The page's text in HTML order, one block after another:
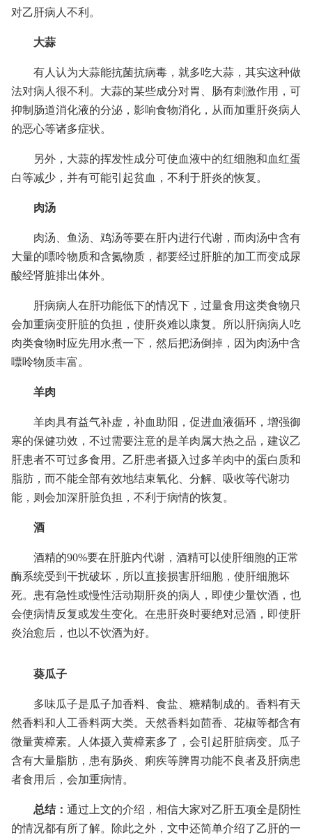
对乙肝病人不利。
大蒜
有人认为大蒜能抗菌抗病毒，就多吃大蒜，其实这种做
法对病人很不利。大蒜的某些成分对胃、肠有刺激作用，可
抑制肠道消化液的分泌，影响食物消化，从而加重肝炎病人
的恶心等诸多症状。
另外，大蒜的挥发性成分可使血液中的红细胞和血红蛋
白等减少，并有可能引起贫血，不利于肝炎的恢复。
肉汤
肉汤、鱼汤、鸡汤等要在肝内进行代谢，而肉汤中含有
大量的嘌呤物质和含氮物质，都要经过肝脏的加工而变成尿
酸经肾脏排出体外。
肝病病人在肝功能低下的情况下，过量食用这类食物只
会加重病变肝脏的负担，使肝炎难以康复。所以肝病病人吃
肉类食物时应先用水煮一下，然后把汤倒掉，因为肉汤中含
嘌呤物质丰富。
羊肉
羊肉具有益气补虚，补血助阳，促进血液循环，增强御
寒的保健功效，不过需要注意的是羊肉属大热之品，建议乙
肝患者不可过多食用。乙肝患者摄入过多羊肉中的蛋白质和
脂肪，而不能全部有效地结束氧化、分解、吸收等代谢功
能，则会加深肝脏负担，不利于病情的恢复。
酒
酒精的90%要在肝脏内代谢，酒精可以使肝细胞的正常
酶系统受到干扰破坏，所以直接损害肝细胞，使肝细胞坏
死。患有急性或慢性活动期肝炎的病人，即使少量饮酒，也
会使病情反复或发生变化。在患肝炎时要绝对忌酒，即使肝
炎治愈后，也以不饮酒为好。
葵瓜子
多味瓜子是瓜子加香料、食盐、糖精制成的。香料有天
然香料和人工香料两大类。天然香料如茴香、花椒等都含有
微量黄樟素。人体摄入黄樟素多了，会引起肝脏病变。瓜子
含有大量脂肪，患有肠炎、痢疾等脾胃功能不良者及肝病患
者食用后，会加重病情。
总结： 通过上文的介绍，相信大家对乙肝五项全是阴性
的情况都有所了解。除此之外，文中还简单介绍了乙肝的一